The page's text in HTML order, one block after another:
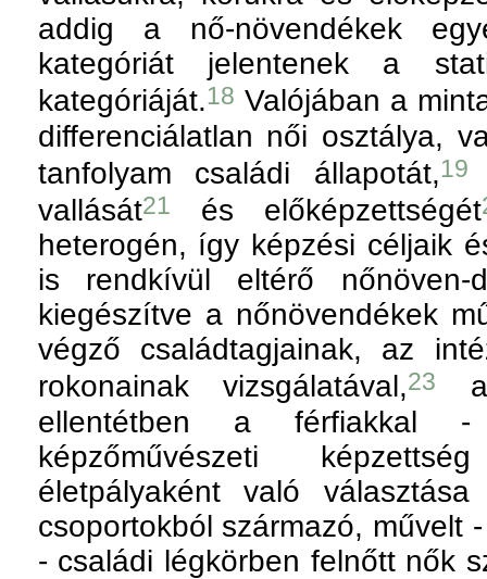
addig a nő-növendékek
kategóriát jelentenek a
kategóriáját.18 Valójában a
differenciálatlan női osztálya,
tanfolyam családi állapotát,19
vallását21 és előképzettségét
heterogén, így képzési céljaik
is rendkívül eltérő nőnöven-
kiegészítve a nőnövendékek
végző családtagjainak, az
rokonainak vizsgálatával,23
ellentétben a férfiakkal
képzőművészeti
életpályaként való
csoportokból származó, művelt
- családi légkörben felnőtt nők